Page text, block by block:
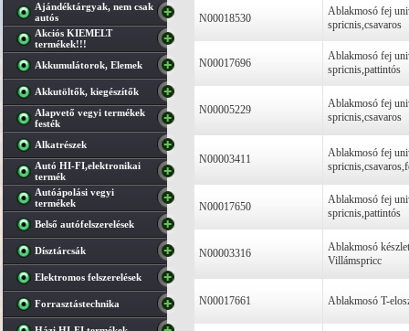
Ajándéktárgyak, nem csak
autós
Akciós KIEMELT
termékek!!!
Akkumulátorok, Elemek
Akkutöltők, kiegészítők
Alapvető vegyi termékek
festék
Alkatrészek
Autó HI-FI,elektronikai
termék
Autóápolási vegyi
termékek
Belső autófelszerelések
Dísztárcsák
Elektromos felszerelések
Forrasztástechnika
N00018530
Ablakmosó fej
spricnis,csavaros
N00017696
Ablakmosó fej
spricnis,pattintós
N00005229
Ablakmosó fej
spricnis,csavaros
N00003411
Ablakmosó fej
N00017650
Ablakmosó fej
spricnis,pattintós
N00003316
Ablakmosó
Villámspricc
N00017661 Ablakmosó T-